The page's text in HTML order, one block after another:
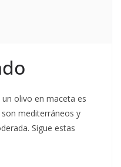
olivo en maceta es
mediterráneos y
Sigue estas